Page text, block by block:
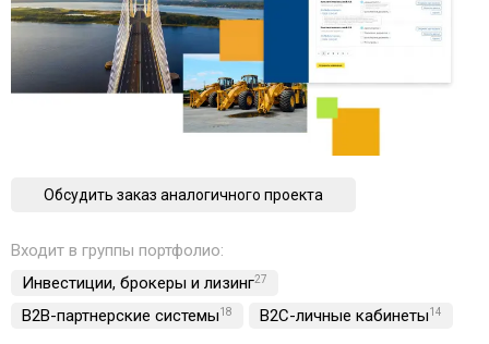
Обсудить заказ аналогичного проекта
Входит в группы портфолио:
Инвестиции, брокеры и лизинг27
B2B-партнерские системы18 B2C-личные кабинеты14